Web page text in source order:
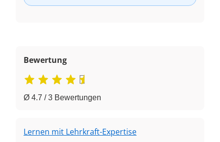
Bewertung
Ø 4.7 / 3 Bewertungen
Lernen mit Lehrkraft-Expertise